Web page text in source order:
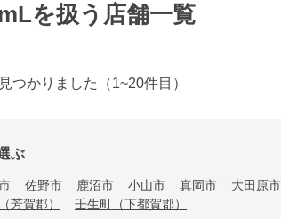
を扱う店舗一覧
つかりました （1~20件目）
ぶ
佐野市 鹿沼市 小山市 真岡市
大田原市
芳賀郡）
壬生町（下都賀郡）